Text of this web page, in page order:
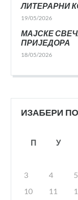
ЛИТЕРАРНИ
19/05/2026
МАЈСКЕ
ПРИЈЕДОРА
18/05/2026
ИЗАБЕРИ
П У
3
4 5
10
11